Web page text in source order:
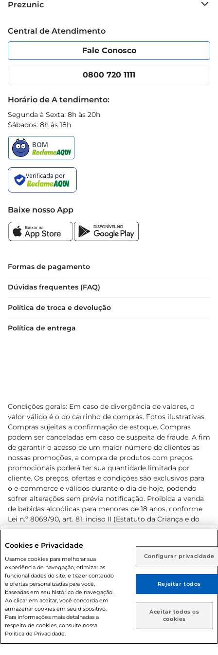
Rio de Janeiro (RJ) Goiás (GO)
Ou
Caso queira comprar online, informe como deseja receber
suas compras:
Entrega em casa Retire em Loja
Nutella, unindo praticidade e sabor no seu dia a
descontração e prazer, transformando qualquer
pausa em uma experiência deliciosa.
Grupo Cencosud
Política de Privacidade
Portal do fornecedor
Cencosud Media
Prezunic
Código de Ética
App Prezunic
Central de Atendimento
Fale Conosco
0800 720 1111
Horário de A tendimento:
Segunda à Sexta: 8h às 20h
Sábados: 8h às 18h
Baixe nosso App
Formas de pagamento
Dúvidas frequentes (FAQ)
Política de troca e devolução
Política de entrega
Condições gerais: Em caso de divergência de valores, o
valor válido é o do carrinho de compras. Fotos ilustrativas.
Compras sujeitas a confirmação de estoque. Compras
podem ser canceladas em caso de suspeita de fraude. A fim
de garantir o acesso de um maior número de clientes as
nossas promoções, a compra de produtos com preços
promocionais poderá ter sua quantidade limitada por
cliente. Os preços, ofertas e condições são exclusivos para
o e-commerce e válidos durante o dia de hoje, podendo
sofrer alterações sem prévia notificação. Proibida a venda
de bebidas alcoólicas para menores de 18 anos, conforme
Lei n.º 8069/90, art. 81, inciso II (Estatuto da Criança e do
Adolescente). Preços e condições exclusivos para o
prévio. O valor mínimo para as compras on-line é de R$
80,00.
© 2026 Copyright. Todos os direitos
reservados Prezunic.
Cookies e Privacidade
Usamos cookies para melhorar sua
experiência de navegação, otimizar as
funcionalidades do site, e trazer conteúdo
e ofertas personalizadas para você,
baseadas em seu histórico de navegação.
Ao clicar em aceitar, você concorda em
armazenar cookies em seu dispositivo.
Para informações mais detalhadas a
respeito de cookies, consulte nossa
Política de Privacidade.
Configurar privacidade
Rejeitar todos
Aceitar todos os
cookies